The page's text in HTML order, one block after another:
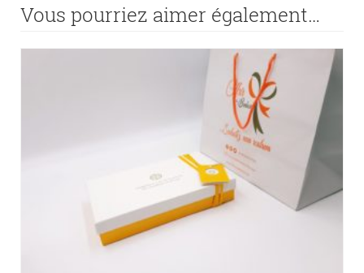
Vous pourriez aimer également…